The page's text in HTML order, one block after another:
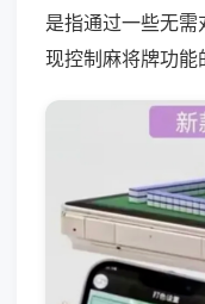
是指通过一些无
现控制麻将牌功能